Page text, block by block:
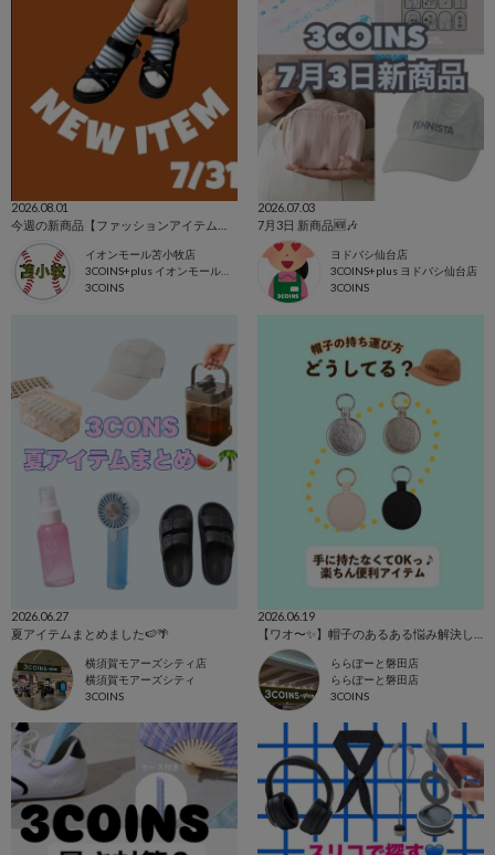
2026.08.01
イオンモール苫小牧店
3COINS+plus イオンモール苫小牧店
3COINS
2026.07.03
7月3日 新商品🆕🎶
ヨドバシ仙台店
3COINS+plus ヨドバシ仙台店
3COINS
2026.06.27
夏アイテムまとめました🍉🌴
横須賀モアーズシティ店
横須賀モアーズシティ
3COINS
2026.06.19
ららぽーと磐田店
ららぽーと磐田店
3COINS